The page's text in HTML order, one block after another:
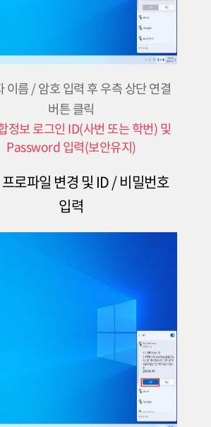
이름 / 암호 입력 후 우측 상단 연결
버튼 클릭
정보 로그인 ID(사번 또는 학번) 및
Password 입력(보안유지)
로파일 변경 및 ID / 비밀번호
입력